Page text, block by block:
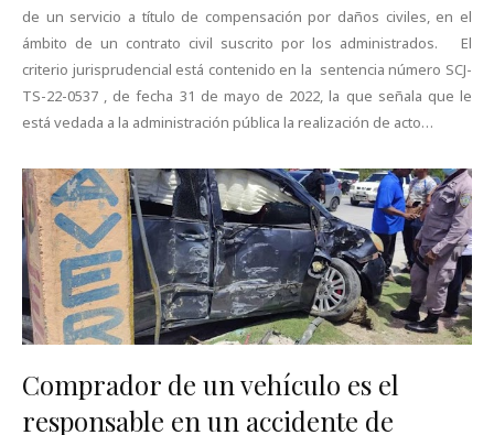
de un servicio a título de compensación por daños civiles, en el
ámbito de un contrato civil suscrito por los administrados. El
criterio jurisprudencial está contenido en la sentencia número SCJ-
TS-22-0537 , de fecha 31 de mayo de 2022, la que señala que le
está vedada a la administración pública la realización de acto…
Comprador de un vehículo es el
responsable en un accidente de